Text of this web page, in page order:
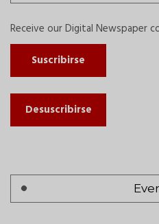
Receive our Digital Newspaper
Suscribirse
Desuscribirse